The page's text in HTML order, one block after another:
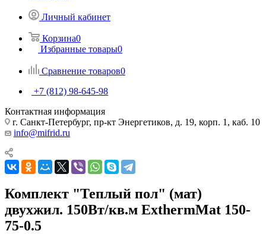
Личный кабинет
Корзина0
Избранные товары0
Сравнение товаров0
+7 (812) 98-645-98
Контактная информация
г. Санкт-Петербург, пр-кт Энергетиков, д. 19, корп. 1, каб. 10
info@mifrid.ru
Комплект "Теплый пол" (мат)
двухжил. 150Вт/кв.м ExthermMat 150-
75-0.5